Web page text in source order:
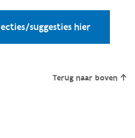
suggesties hier
Terug naar boven